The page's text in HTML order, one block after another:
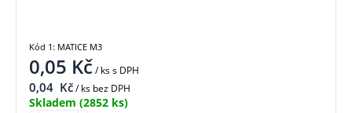
0,05 Kč/ kss DPH
0,04 Kč/ ks bez DPH
Skladem (2852 ks)
Kód 1: MATICE M3